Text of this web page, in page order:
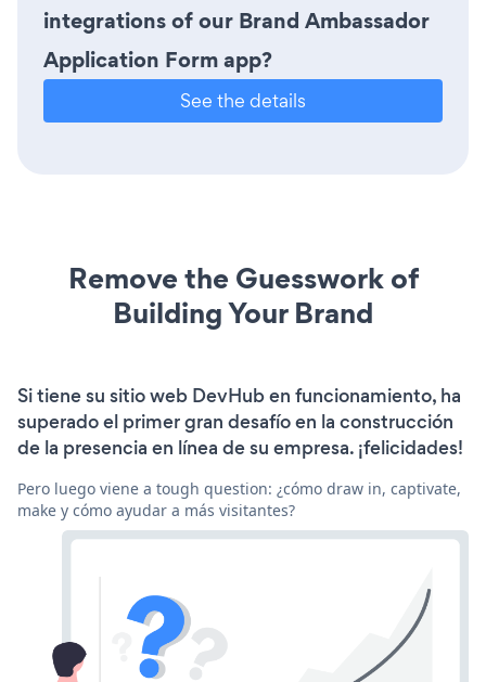
integrations of our Brand Ambassador
Application Form app?
See the details
Remove the Guesswork of
Building Your Brand
Si tiene su sitio web DevHub en funcionamiento, ha
superado el primer gran desafío en la construcción
de la presencia en línea de su empresa. ¡felicidades!
Pero luego viene a tough question: ¿cómo draw in, captivate,
make y cómo ayudar a más visitantes?